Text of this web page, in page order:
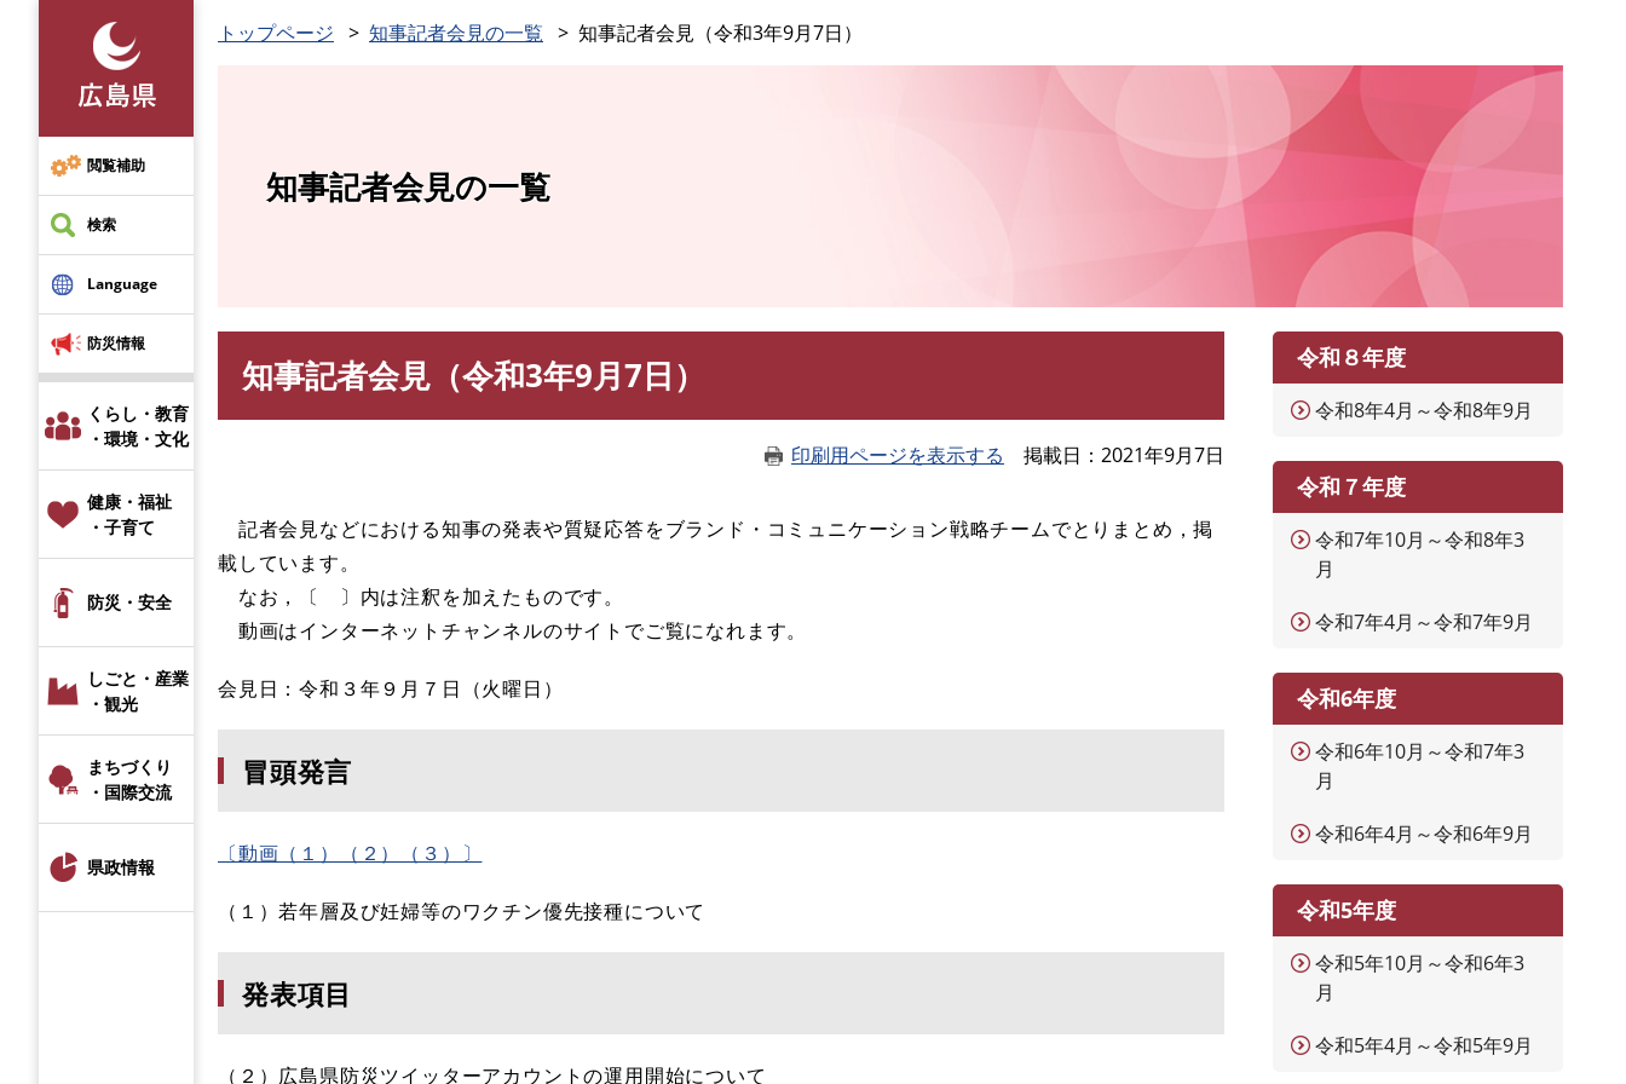
先
頭
で
す
閲覧補助
検索
Language
防災情報
くらし・教育
・環境・文化
健康・福祉
・子育て
防災・安全
しごと・産業
・観光
まちづくり
・国際交流
県政情報
トップページ 知事記者会見の一覧 知事記者会見（令和3年9月7日）
知事記者会見の一覧
知事記者会見（令和3年9月7日）
印刷用ページを表示する 掲載日 2021年9月7日
記者会見などにおける知事の発表や質疑応答をブランド・コミュニケーション戦略チームでとりまとめ，掲
載しています。
なお，〔 〕内は注釈を加えたものです。
動画はインターネットチャンネルのサイトでご覧になれます。
会見日：令和３年９月７日（火曜日）
冒頭発言
〔動画（１）（２）（３）〕
（１）若年層及び妊婦等のワクチン優先接種について
発表項目
（２）広島県防災ツイッターアカウントの運用開始について
令和８年度
令和8年4月～令和8年9月
令和７年度
令和7年10月～令和8年3
月
令和7年4月～令和7年9月
令和6年度
令和6年10月～令和7年3
月
令和6年4月～令和6年9月
令和5年度
令和5年10月～令和6年3
月
令和5年4月～令和5年9月